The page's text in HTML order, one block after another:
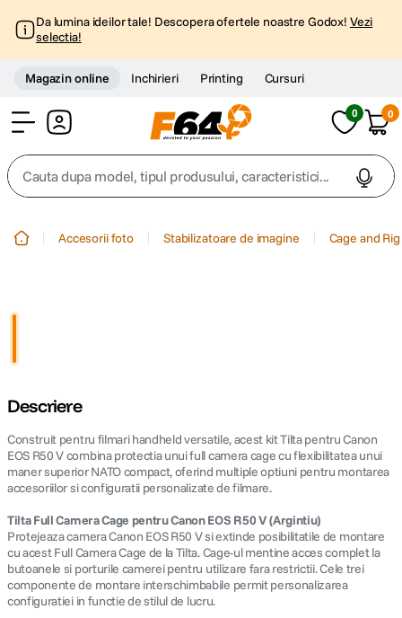
Da lumina ideilor tale! Descopera ofertele noastre Godox! Vezi
selectia!
Magazin online Inchirieri Printing Cursuri
0 0
Cauta dupa model, tipul produsului, caracteristici...
5. canon sx740 hs
6. lavaliera
7. sony fx
8. card memorie
Accesorii foto Stabilizatoare de imagine Cage and Rig
Descriere
Construit pentru filmari handheld versatile, acest kit Tilta pentru Canon
EOS R50 V combina protectia unui full camera cage cu flexibilitatea unui
maner superior NATO compact, oferind multiple optiuni pentru montarea
accesoriilor si configuratii personalizate de filmare.
Tilta Full Camera Cage pentru Canon EOS R50 V (Argintiu)
Protejeaza camera Canon EOS R50 V si extinde posibilitatile de montare
cu acest Full Camera Cage de la Tilta. Cage-ul mentine acces complet la
butoanele si porturile camerei pentru utilizare fara restrictii. Cele trei
componente de montare interschimbabile permit personalizarea
configuratiei in functie de stilul de lucru.